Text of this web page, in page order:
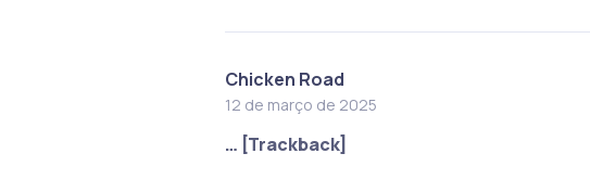
Chicken Road
12 de março de 2025
… [Trackback]